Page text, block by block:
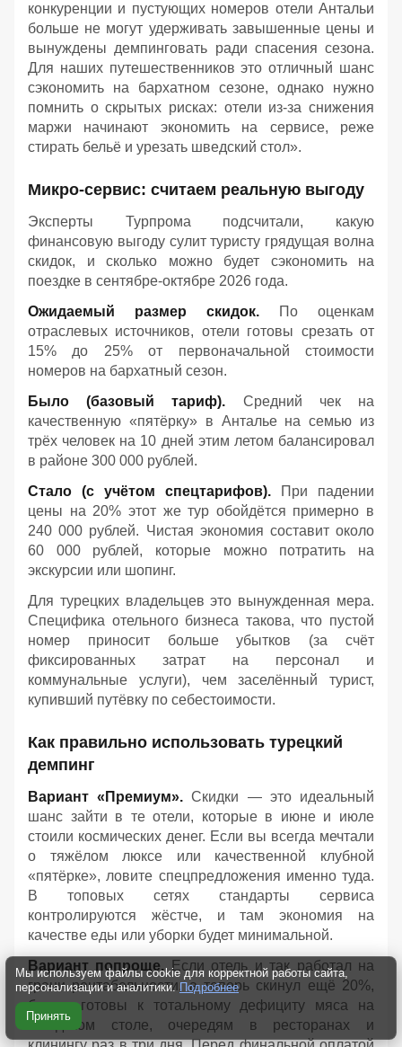
конкуренции и пустующих номеров отели Антальи
больше не могут удерживать завышенные цены и
вынуждены демпинговать ради спасения сезона.
Для наших путешественников это отличный шанс
сэкономить на бархатном сезоне, однако нужно
помнить о скрытых рисках: отели из-за снижения
маржи начинают экономить на сервисе, реже
стирать бельё и урезать шведский стол».
Микро-сервис: считаем реальную выгоду
Эксперты Турпрома подсчитали, какую
финансовую выгоду сулит туристу грядущая волна
скидок, и сколько можно будет сэкономить на
поездке в сентябре-октябре 2026 года.
Ожидаемый размер скидок. По оценкам
отраслевых источников, отели готовы срезать от
15% до 25% от первоначальной стоимости
номеров на бархатный сезон.
Было (базовый тариф). Средний чек на
качественную «пятёрку» в Анталье на семью из
трёх человек на 10 дней этим летом балансировал
в районе 300 000 рублей.
Стало (с учётом спецтарифов). При падении
цены на 20% этот же тур обойдётся примерно в
240 000 рублей. Чистая экономия составит около
60 000 рублей, которые можно потратить на
экскурсии или шопинг.
Для турецких владельцев это вынужденная мера.
Специфика отельного бизнеса такова, что пустой
номер приносит больше убытков (за счёт
фиксированных затрат на персонал и
коммунальные услуги), чем заселённый турист,
купивший путёвку по себестоимости.
Как правильно использовать турецкий
демпинг
Вариант «Премиум». Скидки — это идеальный
шанс зайти в те отели, которые в июне и июле
стоили космических денег. Если вы всегда мечтали
о тяжёлом люксе или качественной клубной
«пятёрке», ловите спецпредложения именно туда.
В топовых сетях стандарты сервиса
контролируются жёстче, и там экономия на
качестве еды или уборки будет минимальной.
Вариант попроще.Если отель и так работал на
грани рентабельности, а теперь скинул ещё 20%,
будьте готовы к тотальному дефициту мяса на
шведском столе, очередям в ресторанах и
Мы используем файлы cookie для корректной работы сайта,
персонализации и аналитики. Подробнее
Принять